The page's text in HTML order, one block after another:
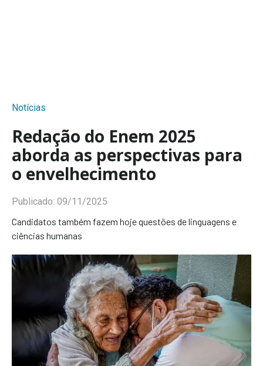
Notícias
Redação do Enem 2025
aborda as perspectivas para
o envelhecimento
Publicado: 09/11/2025
Candidatos também fazem hoje questões de linguagens e
ciências humanas